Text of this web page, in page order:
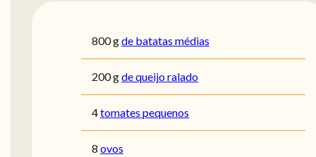
800gde batatas médias
200gde queijo ralado
4tomates pequenos
8 ovos